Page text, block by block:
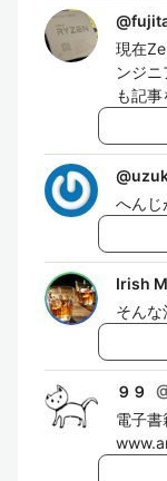
@
現在
ンジ
も記事
@
へん
Irish
そんな
９９
電子